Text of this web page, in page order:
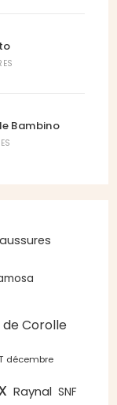
Bambino
de Corolle
décembre
Raynal SNF